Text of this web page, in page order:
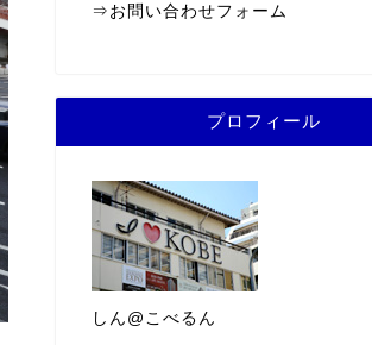
⇒ お問い合わせフォーム
プロフィール
しん@こべるん